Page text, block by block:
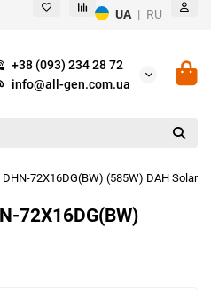
UA | RU
+38 (093) 234 28 72
info@all-gen.com.ua
72X16DG(BW) (585W) DAH Solar
72X16DG(BW)